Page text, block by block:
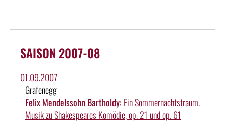
SAISON 2007-08
01.09.2007
Grafenegg
Felix Mendelssohn Bartholdy: Ein Sommernachtstraum.
Musik zu Shakespeares Komödie, op. 21 und op. 61